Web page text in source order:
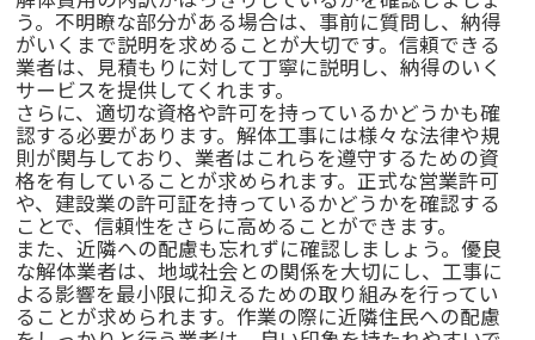
う。不明瞭な部分がある場合は、事前に質問し、納得
がいくまで説明を求めることが大切です。信頼できる
業者は、見積もりに対して丁寧に説明し、納得のいく
サービスを提供してくれます。
さらに、適切な資格や許可を持っているかどうかも確
認する必要があります。解体工事には様々な法律や規
則が関与しており、業者はこれらを遵守するための資
格を有していることが求められます。正式な営業許可
や、建設業の許可証を持っているかどうかを確認する
ことで、信頼性をさらに高めることができます。
また、近隣への配慮も忘れずに確認しましょう。優良
な解体業者は、地域社会との関係を大切にし、工事に
よる影響を最小限に抑えるための取り組みを行ってい
ることが求められます。作業の際に近隣住民への配慮